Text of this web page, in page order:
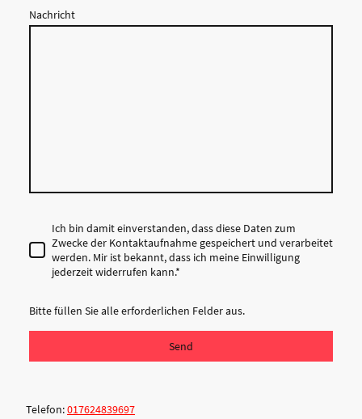
Nachricht
Ich bin damit einverstanden, dass diese Daten zum
Zwecke der Kontaktaufnahme gespeichert und verarbeitet
werden. Mir ist bekannt, dass ich meine Einwilligung
jederzeit widerrufen kann.*
Bitte füllen Sie alle erforderlichen Felder aus.
Send
Telefon:017624839697